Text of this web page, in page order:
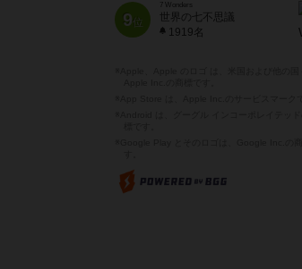
9位
7 Wonders
世界の七不思議
1919名